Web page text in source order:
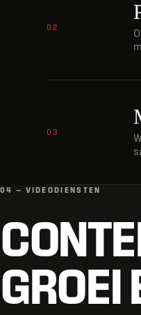
02
03
04 — VIDEODIENSTEN
GROEI